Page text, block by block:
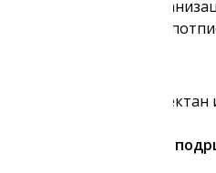
и невладине
у земљама
које имају директан
цивилног друштва за